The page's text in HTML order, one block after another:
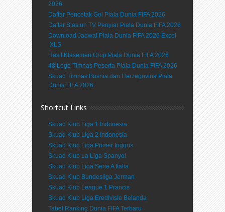
2026
Daftar Pencetak Gol Piala Dunia FIFA 2026
Daftar Stasiun TV Penyiar Piala Dunia FIFA 2026
Download Jadwal Piala Dunia FIFA 2026 Excel
.XLS
Hasil Klasemen Grup Piala Dunia FIFA 2026
48 Logo Timnas Peserta Piala Dunia FIFA 2026
Skuad Timnas Bosnia dan Herzegovina Piala
Dunia FIFA 2026
Shortcut Links
Skuad Klub Liga 1 Indonesia
Skuad Klub Liga 2 Indonesia
Skuad Klub Liga Primer Inggris
Skuad Klub La Liga Spanyol
Skuad Klub Liga Serie A Italia
Skuad Klub Bundesliga Jerman
Skuad Klub League 1 Prancis
Skuad Klub Liga Eredivisie Belanda
Tabel Ranking Dunia FIFA Terbaru